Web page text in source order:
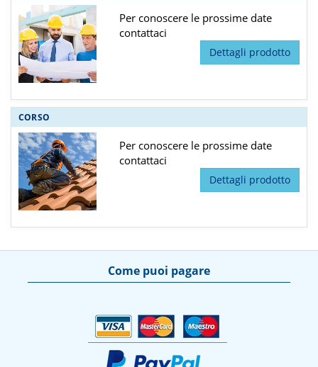
Per conoscere le prossime date
contattaci
Dettagli prodotto
CORSO
Per conoscere le prossime date
contattaci
Dettagli prodotto
Come puoi pagare